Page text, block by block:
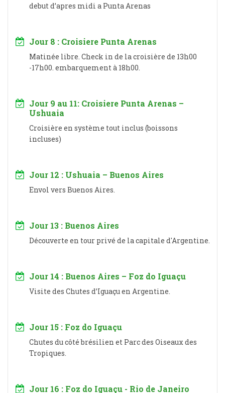
debut d’apres midi a Punta Arenas
Jour 8 : Croisiere Punta Arenas
Matinée libre. Check in de la croisière de 13h00
-17h00. embarquement à 18h00.
Jour 9 au 11: Croisiere Punta Arenas –
Ushuaia
Croisière en système tout inclus (boissons
incluses)
Jour 12 : Ushuaia – Buenos Aires
Envol vers Buenos Aires.
Jour 13 : Buenos Aires
Découverte en tour privé de la capitale d'Argentine.
Jour 14 : Buenos Aires – Foz do Iguaçu
Visite des Chutes d’Iguaçu en Argentine.
Jour 15 : Foz do Iguaçu
Chutes du côté brésilien et Parc des Oiseaux des
Tropiques.
Jour 16 : Foz do Iguaçu - Rio de Janeiro